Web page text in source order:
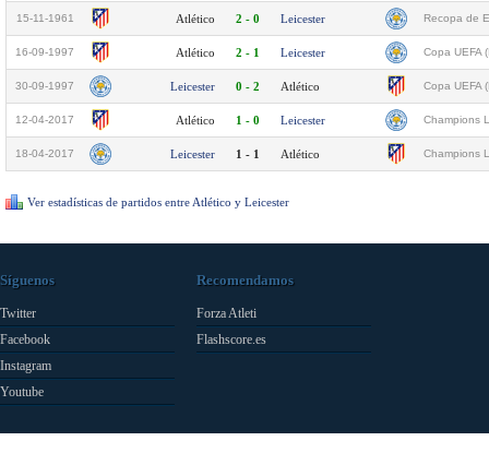
15-11-1961 Atlético 2 - 0 Leicester Recopa de
16-09-1997 Atlético 2 - 1 Leicester Copa UEFA
30-09-1997 Leicester 0 - 2 Atlético Copa UEFA
12-04-2017 Atlético 1 - 0 Leicester Champions
18-04-2017 Leicester 1 - 1 Atlético Champions
Ver estadísticas de partidos entre Atlético y Leicester
Síguenos
Twitter
Facebook
Instagram
Youtube
Recomendamos
Forza Atleti
Flashscore.es